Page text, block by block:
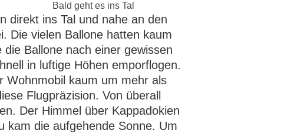
Bald geht es ins Tal
direkt ins Tal und nahe an den
Die vielen Ballone hatten kaum
die Ballone nach einer gewissen
in luftige Höhen emporflogen.
Wohnmobil kaum um mehr als
Flugpräzision. Von überall
Der Himmel über Kappadokien
kam die aufgehende Sonne. Um